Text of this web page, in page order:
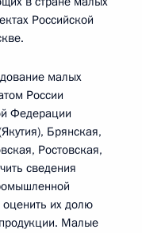
Российской
малых
России
Федерации
Брянская,
Ростовская,
сведения
их долю
Малые